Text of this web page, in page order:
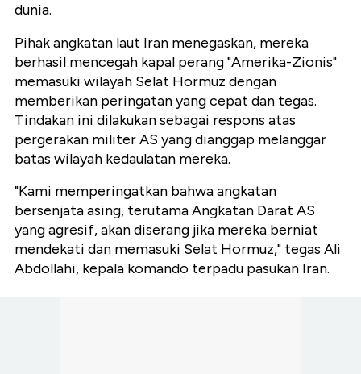
dunia.
Pihak angkatan laut Iran menegaskan, mereka
berhasil mencegah kapal perang "Amerika-Zionis"
memasuki wilayah Selat Hormuz dengan
memberikan peringatan yang cepat dan tegas.
Tindakan ini dilakukan sebagai respons atas
pergerakan militer AS yang dianggap melanggar
batas wilayah kedaulatan mereka.
"Kami memperingatkan bahwa angkatan
bersenjata asing, terutama Angkatan Darat AS
yang agresif, akan diserang jika mereka berniat
mendekati dan memasuki Selat Hormuz," tegas Ali
Abdollahi, kepala komando terpadu pasukan Iran.